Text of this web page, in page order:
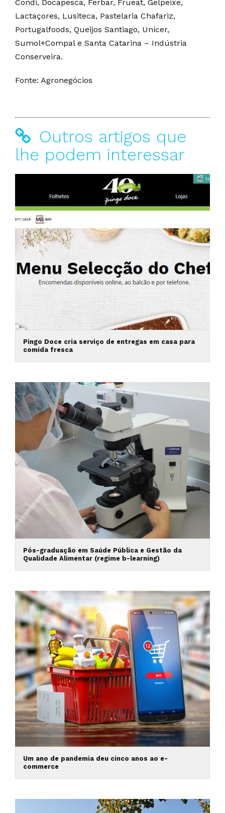
Condi, Docapesca, Ferbar, Frueat, Gelpeixe,
Lactaçores, Lusiteca, Pastelaria Chafariz,
Portugalfoods, Queijos Santiago, Unicer,
Sumol+Compal e Santa Catarina – Indústria
Conserveira.
Fonte: Agronegócios
Outros artigos que
lhe podem interessar
Pingo Doce cria serviço de entregas em casa para
comida fresca
Pós-graduação em Saúde Pública e Gestão da
Qualidade Alimentar (regime b-learning)
Um ano de pandemia deu cinco anos ao e-
commerce